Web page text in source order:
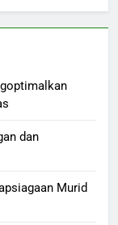
dan
Murid